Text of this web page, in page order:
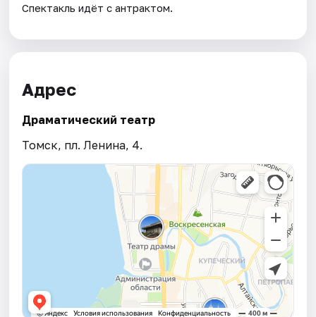
Спектакль идёт с антрактом.
Адрес
Драматический театр
Томск, пл. Ленина, 4.